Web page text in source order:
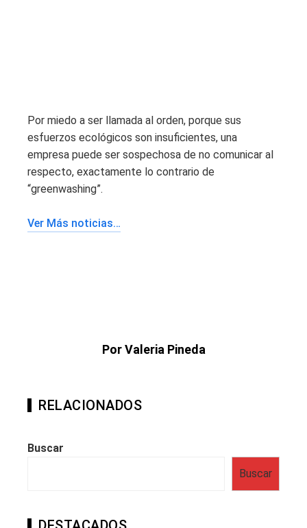
Por miedo a ser llamada al orden, porque sus
esfuerzos ecológicos son insuficientes, una
empresa puede ser sospechosa de no comunicar al
respecto, exactamente lo contrario de
“greenwashing”.
Ver Más noticias…
Por Valeria Pineda
RELACIONADOS
Buscar
Buscar